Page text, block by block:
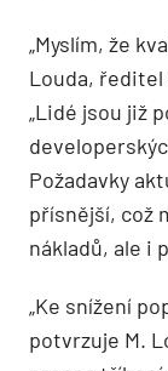
„Myslím, že
Louda,
„Lidé jsou již
Požadavky
přísnější, což
nákladů, ale i
„Ke snížení
potvrzuje M.